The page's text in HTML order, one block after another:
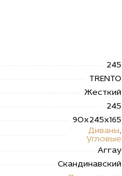
245
TRENTO
Жесткий
245
90х245х165
Диваны,
Угловые
Array
Скандинавский